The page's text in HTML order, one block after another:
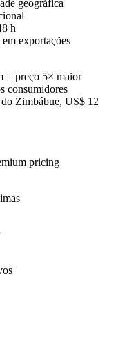
geográfica
h
exportações
= preço 5× maior
consumidores
do Zimbábue, US$ 12
pricing